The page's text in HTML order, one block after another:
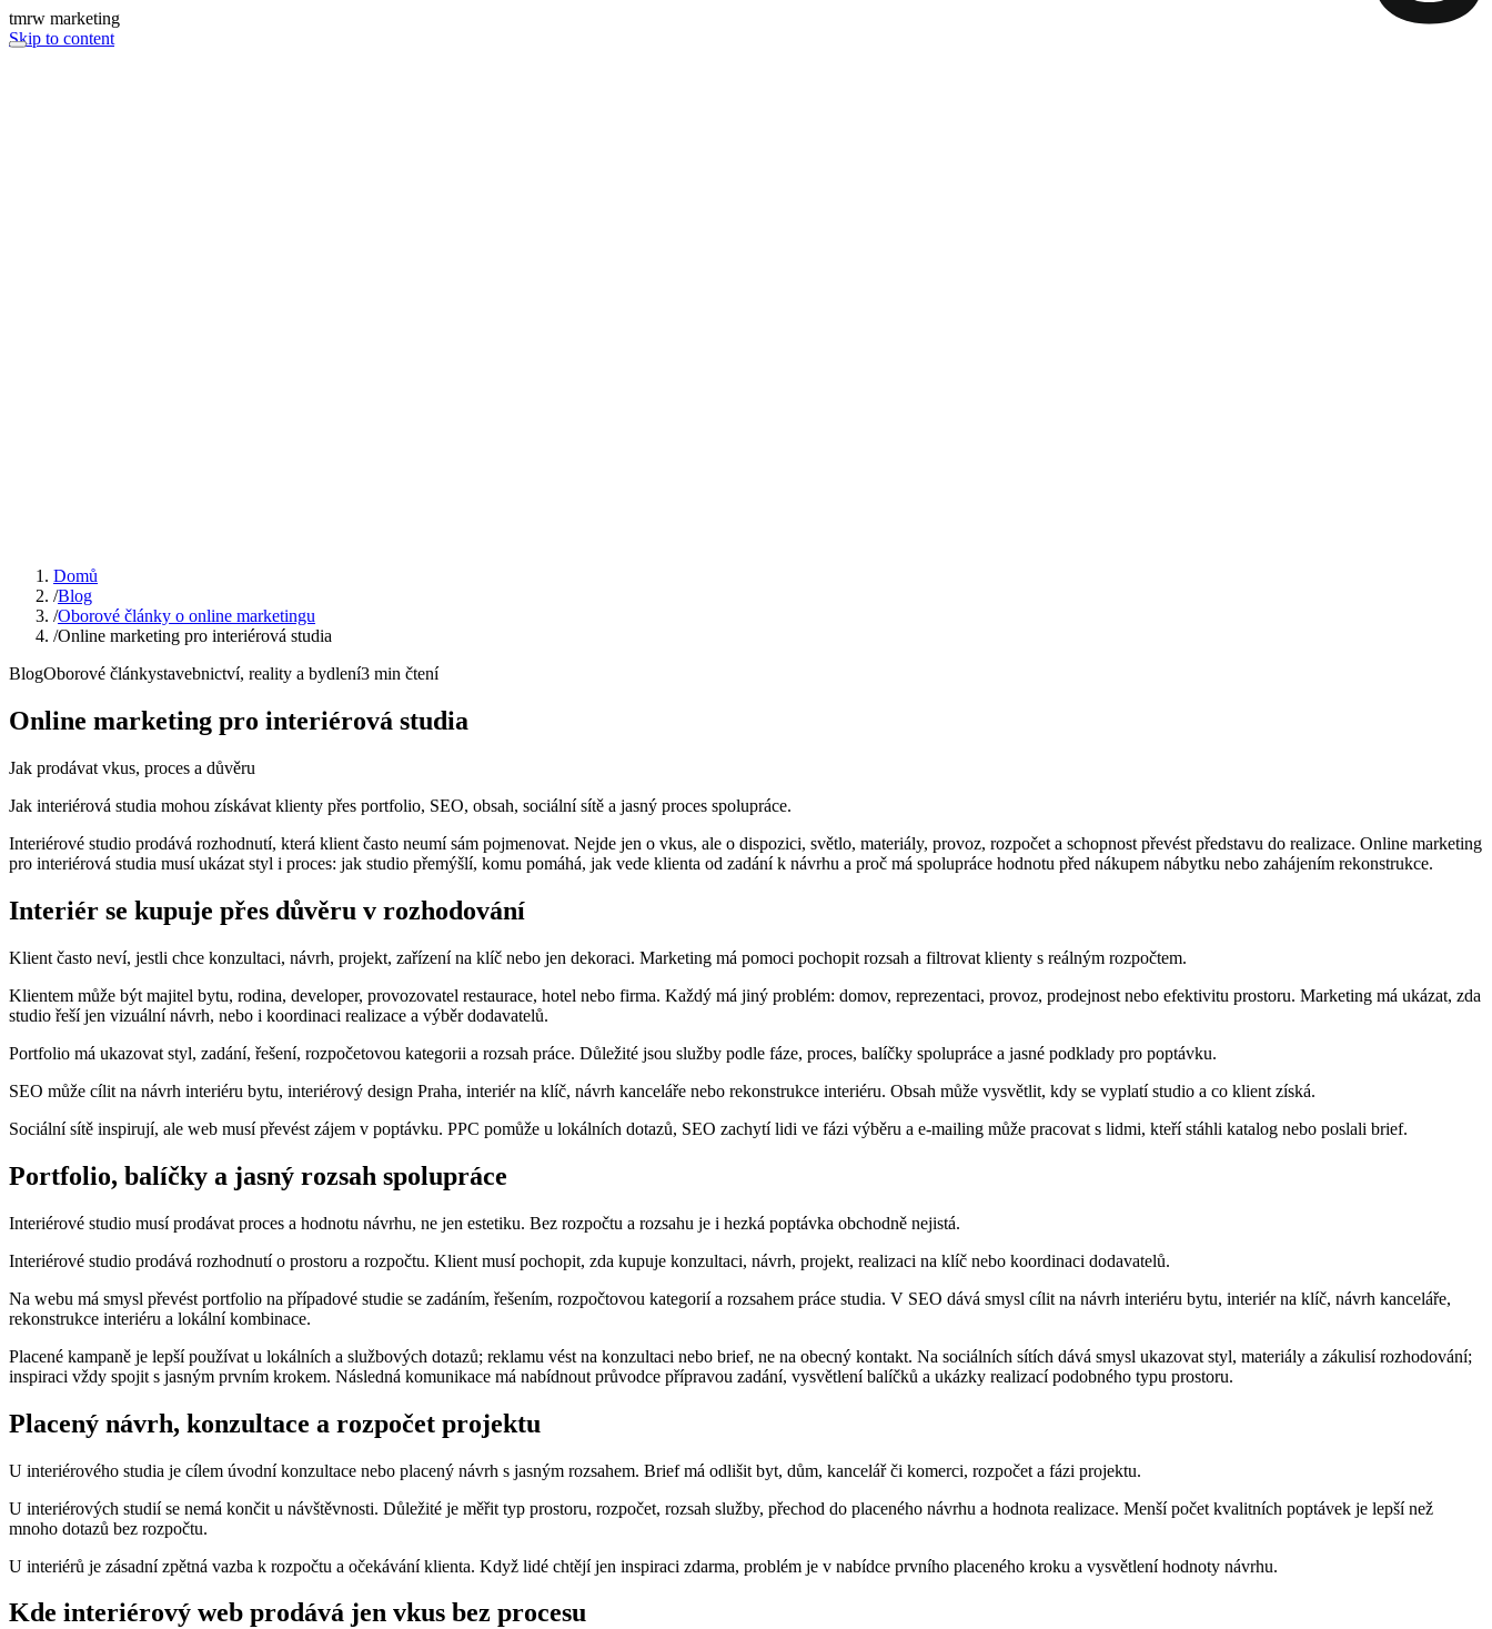
tmrw marketing
Skip to content
Domů
/Blog
/Oborové články o online marketingu
/Online marketing pro interiérová studia
BlogOborové článkystavebnictví, reality a bydlení3 min čtení
Online marketing pro interiérová studia
Jak prodávat vkus, proces a důvěru
Jak interiérová studia mohou získávat klienty přes portfolio, SEO, obsah, sociální sítě a jasný proces spolupráce.
Interiérové studio prodává rozhodnutí, která klient často neumí sám pojmenovat. Nejde jen o vkus, ale o dispozici, světlo, materiály, provoz, rozpočet a schopnost převést představu do realizace. Online marketing
pro interiérová studia musí ukázat styl i proces: jak studio přemýšlí, komu pomáhá, jak vede klienta od zadání k návrhu a proč má spolupráce hodnotu před nákupem nábytku nebo zahájením rekonstrukce.
Interiér se kupuje přes důvěru v rozhodování
Klient často neví, jestli chce konzultaci, návrh, projekt, zařízení na klíč nebo jen dekoraci. Marketing má pomoci pochopit rozsah a filtrovat klienty s reálným rozpočtem.
Klientem může být majitel bytu, rodina, developer, provozovatel restaurace, hotel nebo firma. Každý má jiný problém: domov, reprezentaci, provoz, prodejnost nebo efektivitu prostoru. Marketing má ukázat, zda
studio řeší jen vizuální návrh, nebo i koordinaci realizace a výběr dodavatelů.
Portfolio má ukazovat styl, zadání, řešení, rozpočetovou kategorii a rozsah práce. Důležité jsou služby podle fáze, proces, balíčky spolupráce a jasné podklady pro poptávku.
SEO může cílit na návrh interiéru bytu, interiérový design Praha, interiér na klíč, návrh kanceláře nebo rekonstrukce interiéru. Obsah může vysvětlit, kdy se vyplatí studio a co klient získá.
Sociální sítě inspirují, ale web musí převést zájem v poptávku. PPC pomůže u lokálních dotazů, SEO zachytí lidi ve fázi výběru a e-mailing může pracovat s lidmi, kteří stáhli katalog nebo poslali brief.
Portfolio, balíčky a jasný rozsah spolupráce
Interiérové studio musí prodávat proces a hodnotu návrhu, ne jen estetiku. Bez rozpočtu a rozsahu je i hezká poptávka obchodně nejistá.
Interiérové studio prodává rozhodnutí o prostoru a rozpočtu. Klient musí pochopit, zda kupuje konzultaci, návrh, projekt, realizaci na klíč nebo koordinaci dodavatelů.
Na webu má smysl převést portfolio na případové studie se zadáním, řešením, rozpočtovou kategorií a rozsahem práce studia. V SEO dává smysl cílit na návrh interiéru bytu, interiér na klíč, návrh kanceláře,
rekonstrukce interiéru a lokální kombinace.
Placené kampaně je lepší používat u lokálních a službových dotazů; reklamu vést na konzultaci nebo brief, ne na obecný kontakt. Na sociálních sítích dává smysl ukazovat styl, materiály a zákulisí rozhodování;
inspiraci vždy spojit s jasným prvním krokem. Následná komunikace má nabídnout průvodce přípravou zadání, vysvětlení balíčků a ukázky realizací podobného typu prostoru.
Placený návrh, konzultace a rozpočet projektu
U interiérového studia je cílem úvodní konzultace nebo placený návrh s jasným rozsahem. Brief má odlišit byt, dům, kancelář či komerci, rozpočet a fázi projektu.
U interiérových studií se nemá končit u návštěvnosti. Důležité je měřit typ prostoru, rozpočet, rozsah služby, přechod do placeného návrhu a hodnota realizace. Menší počet kvalitních poptávek je lepší než
mnoho dotazů bez rozpočtu.
U interiérů je zásadní zpětná vazba k rozpočtu a očekávání klienta. Když lidé chtějí jen inspiraci zdarma, problém je v nabídce prvního placeného kroku a vysvětlení hodnoty návrhu.
Kde interiérový web prodává jen vkus bez procesu